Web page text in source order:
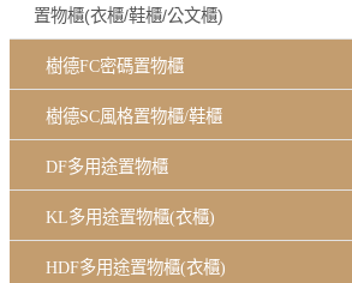
置物櫃(衣櫃/鞋櫃/公文櫃)
樹德FC密碼置物櫃
樹德SC風格置物櫃/鞋櫃
DF多用途置物櫃
KL多用途置物櫃(衣櫃)
HDF多用途置物櫃(衣櫃)